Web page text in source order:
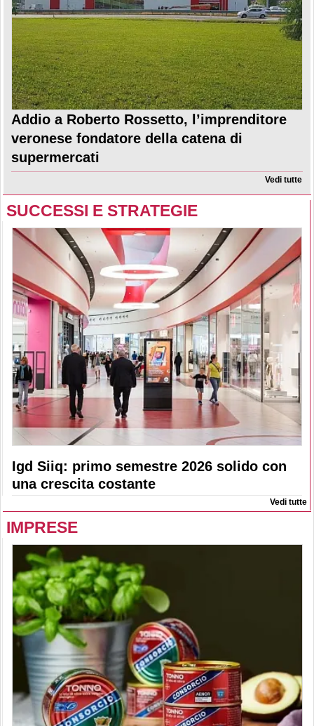
Addio a Roberto Rossetto, l’imprenditore
veronese fondatore della catena di
supermercati
Vedi tutte
SUCCESSI E STRATEGIE
Igd Siiq: primo semestre 2026 solido con
una crescita costante
Vedi tutte
IMPRESE